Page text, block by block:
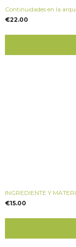
Continuidades en la
€22.00
INGREDIENTE Y
€15.00